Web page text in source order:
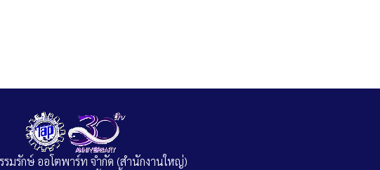
รมรักษ์ ออโตพาร์ท จำกัด (สำนักงานใหญ่)